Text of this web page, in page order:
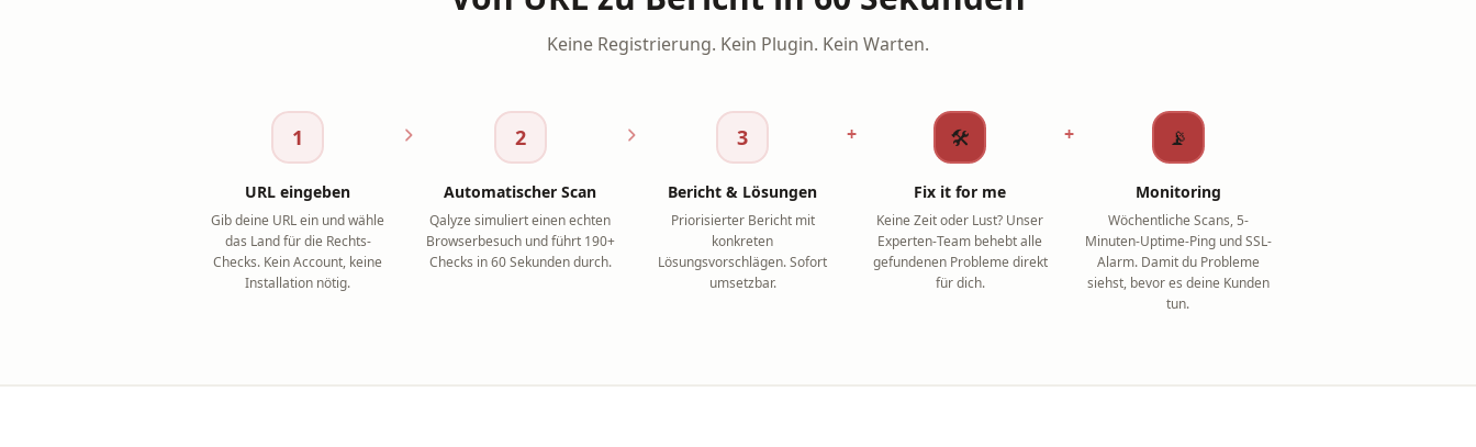
Keine Registrierung. Kein Plugin. Kein Warten.
1
URL eingeben
Gib deine URL ein und wähle
das Land für die Rechts-
Checks. Kein Account, keine
Installation nötig.
2
Automatischer Scan
Qalyze simuliert einen echten
Browserbesuch und führt 190+
Checks in 60 Sekunden durch.
3
Bericht & Lösungen
Priorisierter Bericht mit
konkreten
Lösungsvorschlägen. Sofort
umsetzbar.
+ 🛠
Fix it for me
Keine Zeit oder Lust? Unser
Experten-Team behebt alle
gefundenen Probleme direkt
für dich.
+ 📡
Monitoring
Wöchentliche Scans, 5-
Minuten-Uptime-Ping und SSL-
Alarm. Damit du Probleme
siehst, bevor es deine Kunden
tun.